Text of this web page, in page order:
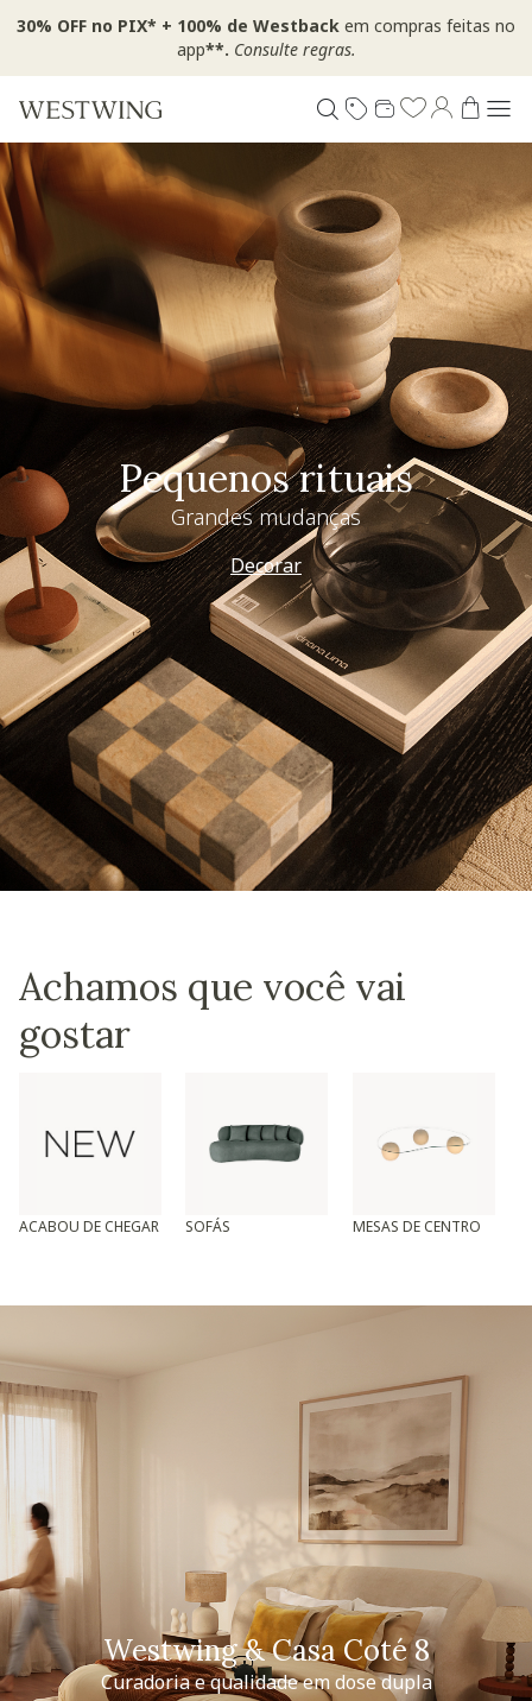
30% OFF no PIX* + 100% de Westback em compras feitas no
app**. Consulte regras.
Pequenos rituais
Grandes mudanças
Decorar
Achamos que você vai
gostar
ACABOU DE CHEGAR SOFÁS MESAS DE CENTRO
Westwing & Casa Coté 8
Curadoria e qualidade em dose dupla